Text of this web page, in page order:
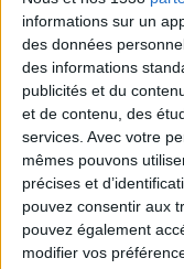
informations sur un
des données
des informations
publicités et du
et de contenu, des
services. Avec votre
mêmes pouvons
précises et
pouvez consentir aux
pouvez également
modifier vos